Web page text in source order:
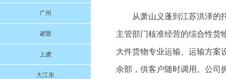
广州
诸暨
上虞
大江东
从萧山义蓬到江苏洪泽的
主管部门核准经营的综合性货
大件货物专业运输、运输方案
余部，供客户随时调用。公司